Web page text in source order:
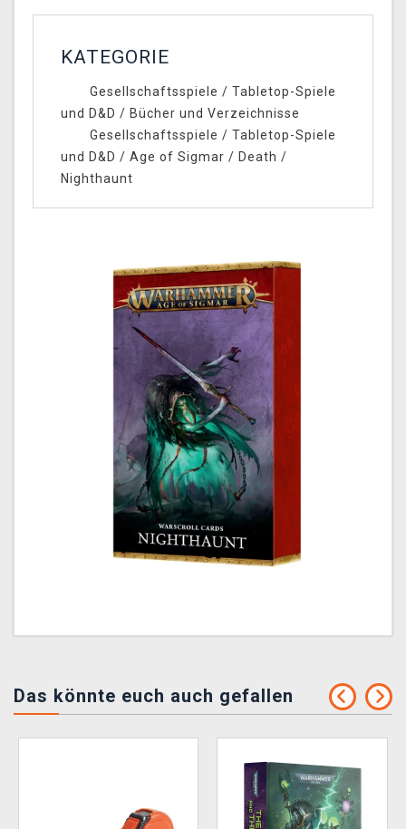
KATEGORIE
Gesellschaftsspiele / Tabletop-Spiele
und D&D / Bücher und Verzeichnisse
Gesellschaftsspiele / Tabletop-Spiele
und D&D / Age of Sigmar / Death /
Nighthaunt
Das könnte euch auch gefallen